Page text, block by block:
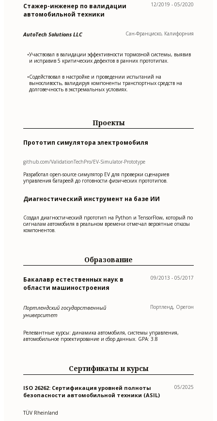
Стажер-инженер по валидации
автомобильной техники
12/2019 - 05/2020
AutoTech Solutions LLC Сан-Франциско, Калифорния
•Участвовал в валидации эффективности тормозной системы, выявив
и исправив 5 критических дефектов в ранних прототипах.
•Содействовал в настройке и проведении испытаний на
выносливость, валидируя компоненты транспортных средств на
долговечность в экстремальных условиях.
Проекты
Прототип симулятора электромобиля
github.com/ValidationTechPro/EV-Simulator-Prototype
Разработал open-source симулятор EV для проверки сценариев
управления батареей до готовности физических прототипов.
Диагностический инструмент на базе ИИ
Создал диагностический прототип на Python и TensorFlow, который по
сигналам автомобиля в реальном времени отмечал вероятные отказы
компонентов.
Образование
Бакалавр естественных наук в
области машиностроения
09/2013 - 05/2017
Портлендский государственный
университет
Портленд, Орегон
Релевантные курсы: динамика автомобиля, системы управления,
автомобильное проектирование и сбор данных. GPA: 3.8
Сертификаты и курсы
ISO 26262: Сертификация уровней полноты
безопасности автомобильной техники (ASIL)
05/2025
TÜV Rheinland